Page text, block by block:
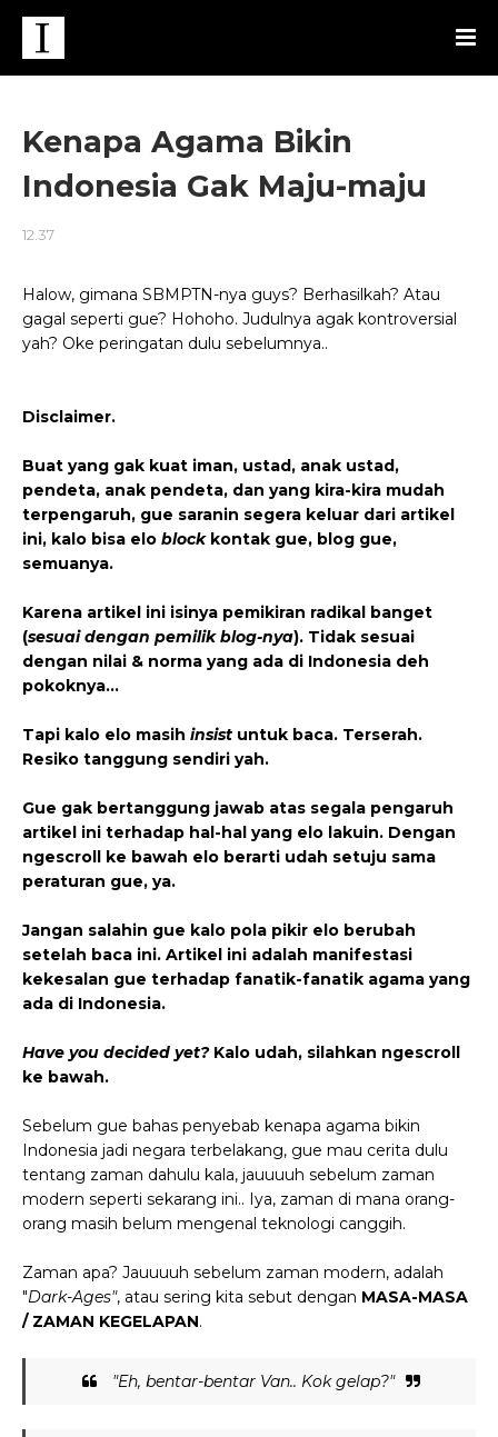
Kenapa Agama Bikin
Indonesia Gak Maju-maju
12.37
Halow, gimana SBMPTN-nya guys? Berhasilkah? Atau
gagal seperti gue? Hohoho. Judulnya agak kontroversial
yah? Oke peringatan dulu sebelumnya..
Disclaimer.
Buat yang gak kuat iman, ustad, anak ustad,
pendeta, anak pendeta, dan yang kira-kira mudah
terpengaruh, gue saranin segera keluar dari artikel
ini, kalo bisa elo block kontak gue, blog gue,
semuanya.
Karena artikel ini isinya pemikiran radikal banget
(sesuai dengan pemilik blog-nya). Tidak sesuai
dengan nilai & norma yang ada di Indonesia deh
pokoknya…
Tapi kalo elo masih insist untuk baca. Terserah.
Resiko tanggung sendiri yah.
Gue gak bertanggung jawab atas segala pengaruh
artikel ini terhadap hal-hal yang elo lakuin. Dengan
ngescroll ke bawah elo berarti udah setuju sama
peraturan gue, ya.
Jangan salahin gue kalo pola pikir elo berubah
setelah baca ini. Artikel ini adalah manifestasi
kekesalan gue terhadap fanatik-fanatik agama yang
ada di Indonesia.
Have you decided yet?Kalo udah, silahkan ngescroll
ke bawah.
Sebelum gue bahas penyebab kenapa agama bikin
Indonesia jadi negara terbelakang, gue mau cerita dulu
tentang zaman dahulu kala, jauuuuh sebelum zaman
modern seperti sekarang ini.. Iya, zaman di mana orang-
orang masih belum mengenal teknologi canggih.
Zaman apa? Jauuuuh sebelum zaman modern, adalah
"Dark-Ages", atau sering kita sebut dengan MASA-MASA
/ ZAMAN KEGELAPAN.
"Eh, bentar-bentar Van.. Kok gelap?"